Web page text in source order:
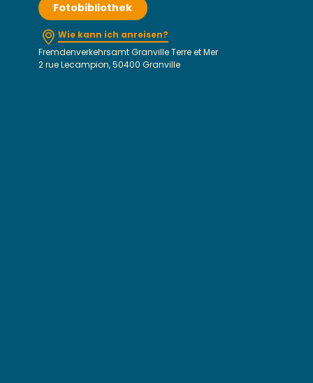
Fotobibliothek
Wie kann ich anreisen?
Fremdenverkehrsamt Granville Terre et Mer
2 rue Lecampion, 50400 Granville